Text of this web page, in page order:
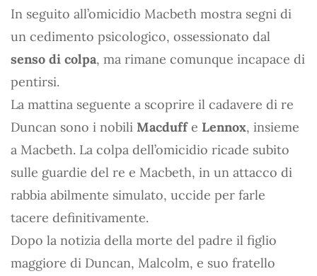
In seguito all’omicidio Macbeth mostra segni di
un cedimento psicologico, ossessionato dal
senso di colpa, ma rimane comunque incapace di
pentirsi.
La mattina seguente a scoprire il cadavere di re
Duncan sono i nobili Macduffe Lennox, insieme
a Macbeth. La colpa dell’omicidio ricade subito
sulle guardie del re e Macbeth, in un attacco di
rabbia abilmente simulato, uccide per farle
tacere definitivamente.
Dopo la notizia della morte del padre il figlio
maggiore di Duncan, Malcolm, e suo fratello